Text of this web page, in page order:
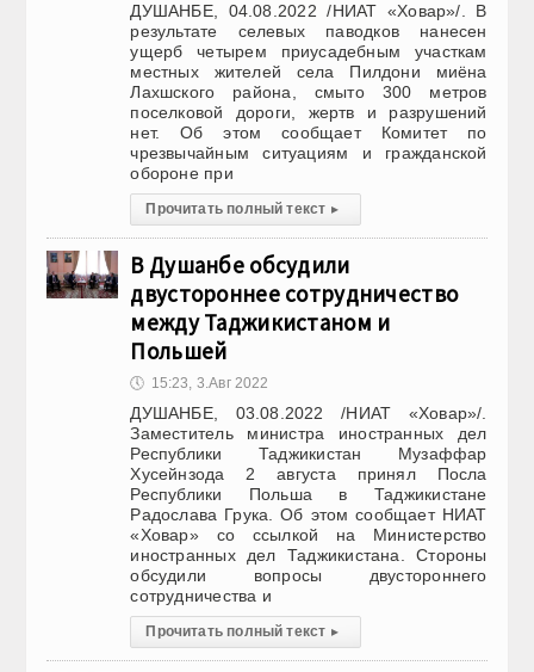
ДУШАНБЕ, 04.08.2022 /НИАТ «Ховар»/. В
результате селевых паводков нанесен
ущерб четырем приусадебным участкам
местных жителей села Пилдони миёна
Лахшского района, смыто 300 метров
поселковой дороги, жертв и разрушений
нет. Об этом сообщает Комитет по
чрезвычайным ситуациям и гражданской
обороне при
Прочитать полный текст ▸
В Душанбе обсудили
двустороннее сотрудничество
между Таджикистаном и
Польшей
🕔 15:23, 3.Авг 2022
ДУШАНБЕ, 03.08.2022 /НИАТ «Ховар»/.
Заместитель министра иностранных дел
Республики Таджикистан Музаффар
Хусейнзода 2 августа принял Посла
Республики Польша в Таджикистане
Радослава Грука. Об этом сообщает НИАТ
«Ховар» со ссылкой на Министерство
иностранных дел Таджикистана. Стороны
обсудили вопросы двустороннего
сотрудничества и
Прочитать полный текст ▸